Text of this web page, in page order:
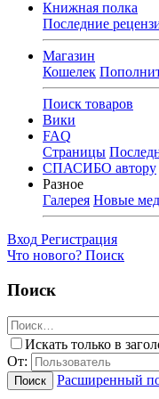
Книжная полка
Последние
Магазин
Кошелек
Поиск товаров
Вики
FAQ
Страницы
СПАСИБО автору
Разное
Галерея Новые
Вход Регистрация
Что нового? Поиск
Поиск
Искать только в
От:
Поиск Расширенный